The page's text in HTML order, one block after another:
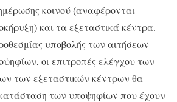
κοινού (αναφέρονται
και τα εξεταστικά κέντρα.
υποβολής των αιτήσεων
οι επιτροπές ελέγχου των
των εξεταστικών κέντρων θα
των υποψηφίων που έχουν